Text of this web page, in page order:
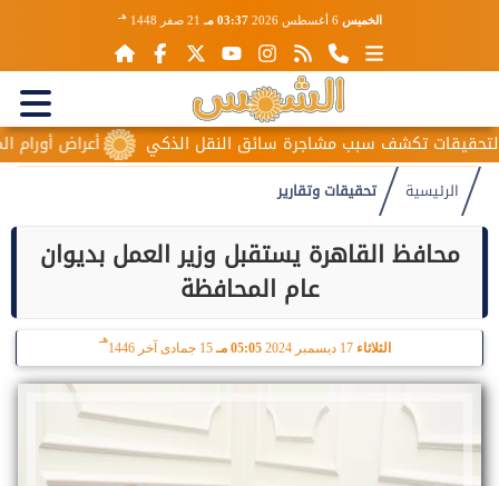
الخميس 6 أغسطس 2026 03:37 مـ 21 صفر 1448 هـ
أعراض أورام المبيض سبب مشاجرة سائق النقل الذكي
الرئيسية تحقيقات وتقارير
محافظ القاهرة يستقبل وزير العمل بديوان
عام المحافظة
الثلاثاء 05:05 مـ 15 جمادى آخر 1446
هـ